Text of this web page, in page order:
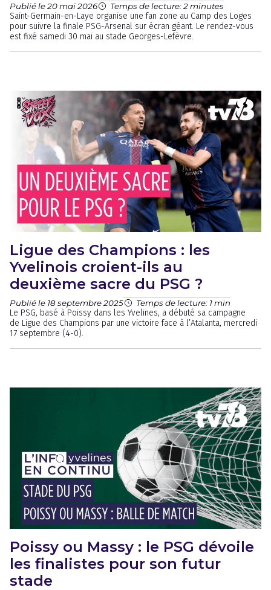
Publié le 20 mai 2026 Temps de lecture: 2 minutes
Saint-Germain-en-Laye organise une fan zone au Camp des Loges
pour suivre la finale PSG-Arsenal sur écran géant. Le rendez-vous
est fixé samedi 30 mai au stade Georges-Lefèvre.
Ligue des Champions : les
Yvelinois croient-ils au
deuxième sacre du PSG ?
Publié le 18 septembre 2025 Temps de lecture: 1 min
Le PSG, basé à Poissy dans les Yvelines, a débuté sa campagne
de Ligue des Champions par une victoire face à l’Atalanta, mercredi
17 septembre (4-0).
Poissy ou Massy : le PSG dévoile
les finalistes pour son futur
stade